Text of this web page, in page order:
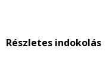
Részletes indokolás